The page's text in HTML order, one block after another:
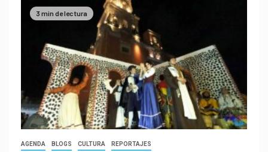
3 min de lectura
AGENDA BLOGS CULTURA REPORTAJES